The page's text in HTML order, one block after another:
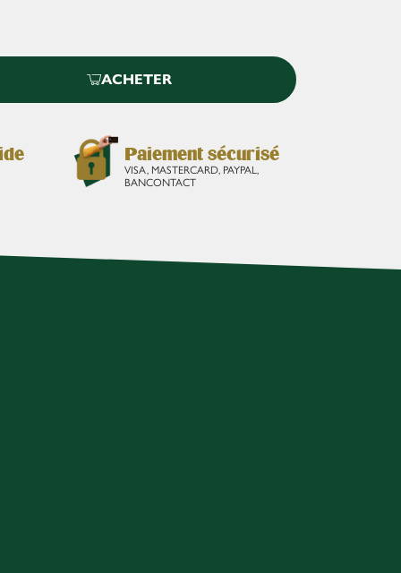
ACHETER
Paiement sécurisé
VISA, MASTERCARD, PAYPAL,
BANCONTACT